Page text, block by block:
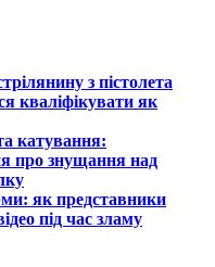
з пістолета
кваліфікувати як
катування:
про знущання над
як представники
під час зламу